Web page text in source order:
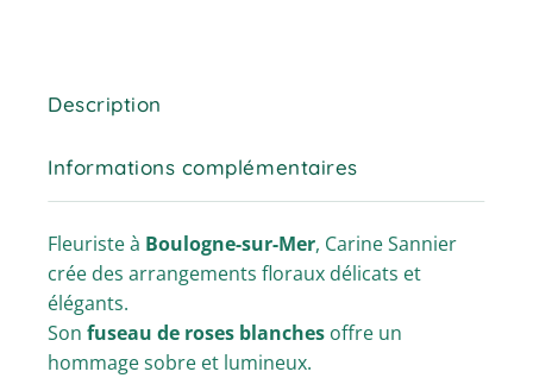
Description
Informations complémentaires
Fleuriste à Boulogne-sur-Mer, Carine Sannier
crée des arrangements floraux délicats et
élégants.
Sonfuseau de roses blanches offre un
hommage sobre et lumineux.